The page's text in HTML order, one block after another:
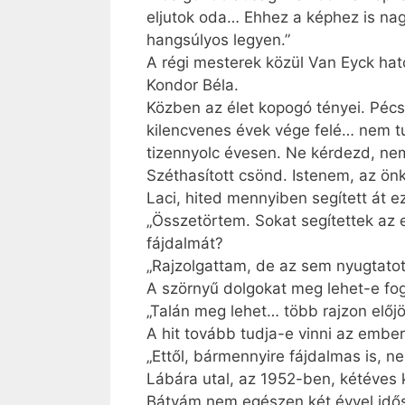
eljutok oda… Ehhez a képhez is
hangsúlyos legyen.”
A régi mesterek közül Van Eyck
Kondor Béla.
Közben az élet kopogó tényei.
kilencvenes évek vége felé… nem
tizennyolc évesen. Ne kérdezd,
Széthasított csönd. Istenem, az
Laci, hited mennyiben segített át
„Összetörtem. Sokat segítettek
fájdalmát?
„Rajzolgattam, de az sem
A szörnyű dolgokat meg lehet-e
„Talán meg lehet… több rajzon
A hit tovább tudja-e vinni az
„Ettől, bármennyire fájdalmas is,
Lábára utal, az 1952-ben, kétéves
Bátyám nem egészen két évvel